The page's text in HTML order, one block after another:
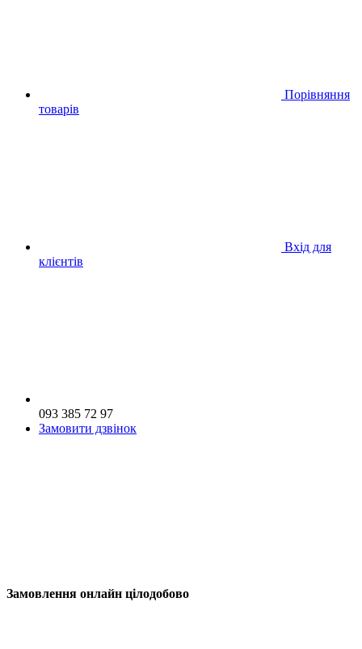
Порівняння
товарів
Вхід для
клієнтів
093 385 72 97
Замовити дзвінок
Замовлення онлайн цілодобово